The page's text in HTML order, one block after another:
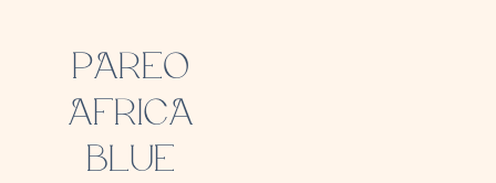
PAREO
AFRICA
BLUE